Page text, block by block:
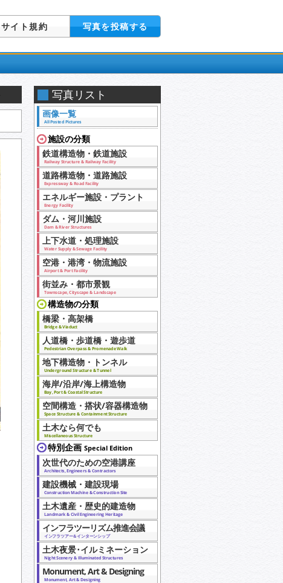
サイト規約 写真を投稿する
写真リスト
画像一覧
All Posted Pictures
施設の分類
鉄道構造物・鉄道施設
Railway Structure & Railway Facility
道路構造物・道路施設
Expressway & Road Facility
エネルギー施設・プラント
Energy Facility
ダム・河川施設
Dam & River Structures
上下水道・処理施設
Water Supply & Sewage Facility
空港・港湾・物流施設
Airport & Port Facility
街並み・都市景観
Townscape, Cityscape & Landscape
構造物の分類
橋梁・高架橋
Bridge & Viaduct
人道橋・歩道橋・遊歩道
Pedestrian Overpass & Promenade Walk
地下構造物・トンネル
Underground Structure & Tunnel
海岸/沿岸/海上構造物
Bay, Port & Coastal Structure
空間構造・搭状/容器構造物
Space Structure & Containment Structure
土木なら何でも
Miscellaneous Structure
特別企画 Special Edition
次世代のための空港講座
Architects, Engineers & Contractors
建設機械・建設現場
Construction Machine & Construction Site
土木遺産・歴史的建造物
Landmark & Civil Engineering Heritage
インフラツーリズム推進会議
インフラツアー＆インターンシップ
土木夜景･イルミネーション
Night Scenery & Illuminated Structures
Monument, Art & Designing
Monument, Art & Designing